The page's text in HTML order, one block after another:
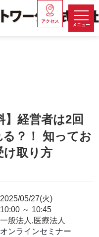
メニュー
アクセス
】経営者は2回
？！ 知ってお
け取り方
2025/05/27(火)
10:00～ 10:45
一般法人,医療法人
オンラインセミナー